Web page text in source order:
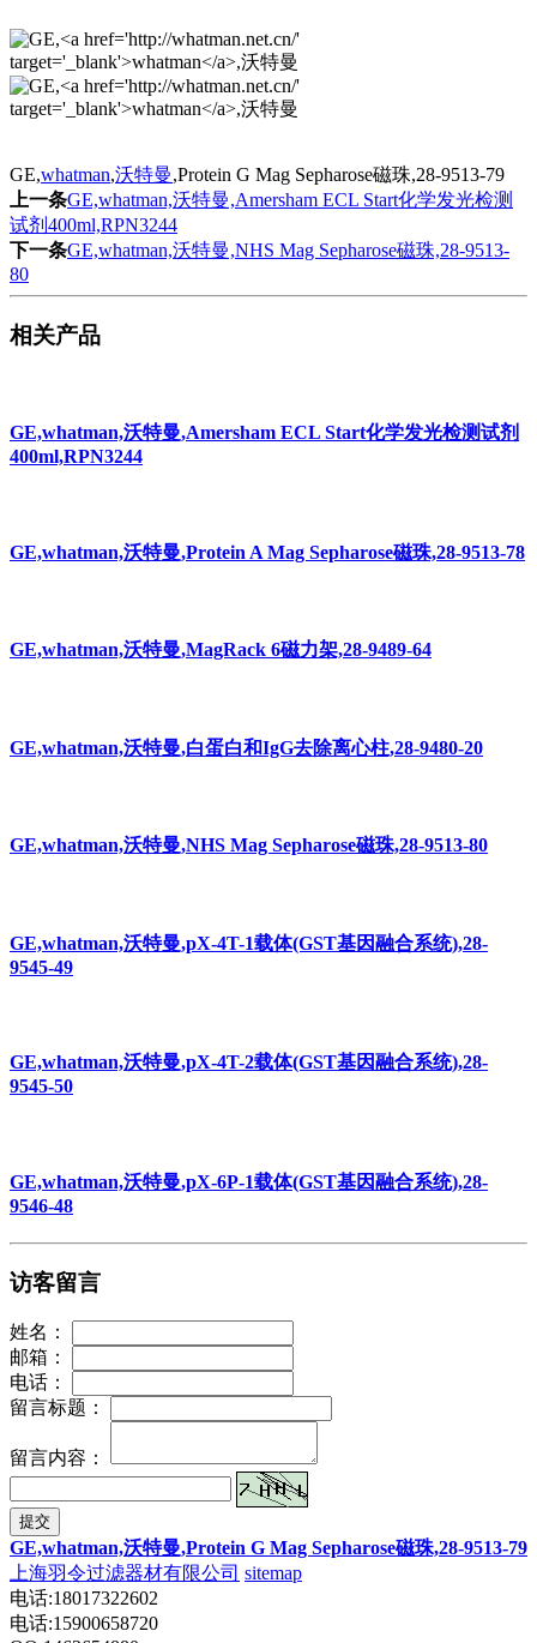
GE,whatman,沃特曼,Protein G Mag Sepharose磁珠,28-9513-79
上一条GE,whatman,沃特曼,Amersham ECL Start化学发光检测
试剂400ml,RPN3244
下一条GE,whatman,沃特曼,NHS Mag Sepharose磁珠,28-9513-
80
相关产品
GE,whatman,沃特曼,Amersham ECL Start化学发光检测试剂
9545-50
GE,whatman,沃特曼,pX-6P-1载体(GST基因融合系统),28-
9546-48
访客留言
姓名：
邮箱：
电话：
留言标题：
留言内容：